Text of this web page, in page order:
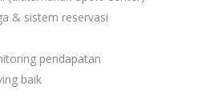
& sistem reservasi
pendapatan
baik